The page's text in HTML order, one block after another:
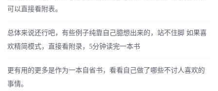
可以直接看附表。
总体来说还行吧，有些例子纯靠自己臆想出来的，站不住脚 如果喜
欢精简模式，直接看附录，5分钟读完一本书
更有用的更多是作为一本自省书，看看自己做了哪些不讨人喜欢的
事情。